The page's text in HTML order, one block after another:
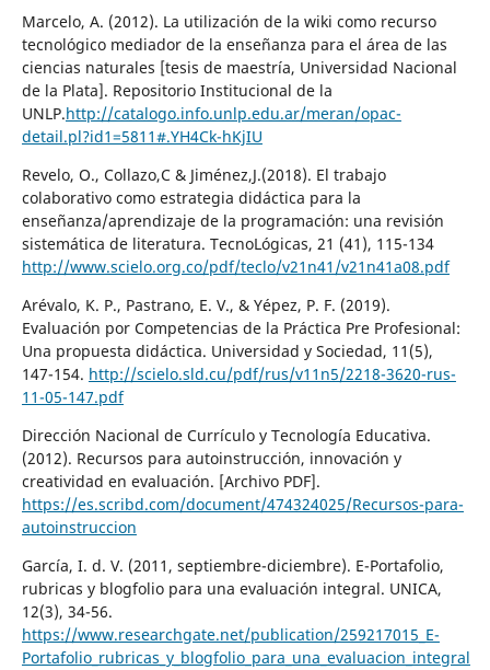
Marcelo, A. (2012). La utilización de la wiki como recurso
tecnológico mediador de la enseñanza para el área de las
ciencias naturales [tesis de maestría, Universidad Nacional
de la Plata]. Repositorio Institucional de la
UNLP.http://catalogo.info.unlp.edu.ar/meran/opac-
detail.pl?id1=5811#.YH4Ck-hKjIU
Revelo, O., Collazo,C & Jiménez,J.(2018). El trabajo
colaborativo como estrategia didáctica para la
enseñanza/aprendizaje de la programación: una revisión
sistemática de literatura. TecnoLógicas, 21 (41), 115-134
http://www.scielo.org.co/pdf/teclo/v21n41/v21n41a08.pdf
Arévalo, K. P., Pastrano, E. V., & Yépez, P. F. (2019).
Evaluación por Competencias de la Práctica Pre Profesional:
Una propuesta didáctica. Universidad y Sociedad, 11(5),
147-154. http://scielo.sld.cu/pdf/rus/v11n5/2218-3620-rus-
11-05-147.pdf
Dirección Nacional de Currículo y Tecnología Educativa.
(2012). Recursos para autoinstrucción, innovación y
creatividad en evaluación. [Archivo PDF].
https://es.scribd.com/document/474324025/Recursos-para-
autoinstruccion
García, I. d. V. (2011, septiembre-diciembre). E-Portafolio,
rubricas y blogfolio para una evaluación integral. UNICA,
12(3), 34-56.
https://www.researchgate.net/publication/259217015_E-
Portafolio_rubricas_y_blogfolio_para_una_evaluacion_integral